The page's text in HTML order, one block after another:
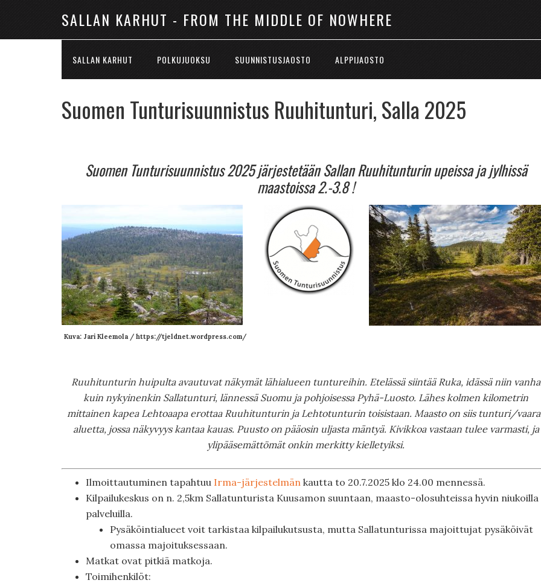
SALLAN KARHUT - FROM THE MIDDLE OF NOWHERE
SALLAN KARHUT POLKUJUOKSU SUUNNISTUSJAOSTO ALPPIJAOSTO
Suomen Tunturisuunnistus Ruuhitunturi, Salla 2025
Suomen Tunturisuunnistus 2025 järjestetään Sallan Ruuhitunturin upeissa ja jylhissä
maastoissa 2.-3.8 !
Kuva: Jari Kleemola / https://tjeldnet.wordpress.com/
Ruuhitunturin huipulta avautuvat näkymät lähialueen tuntureihin. Etelässä siintää Ruka, idässä niin vanha
kuin nykyinenkin Sallatunturi, lännessä Suomu ja pohjoisessa Pyhä-Luosto. Lähes kolmen kilometrin
mittainen kapea Lehtoaapa erottaa Ruuhitunturin ja Lehtotunturin toisistaan. Maasto on siis tunturi/
aluetta, jossa näkyvyys kantaa kauas. Puusto on pääosin uljasta mäntyä. Kivikkoa vastaan tulee varmasti, ja
ylipääsemättömät onkin merkitty kielletyiksi.
Ilmoittautuminen tapahtuu Irma-järjestelmän kautta to 20.7.2025 klo 24.00 mennessä.
Kilpailukeskus on n. 2,5km Sallatunturista Kuusamon suuntaan, maasto-olosuhteissa hyvin niukoilla
palveluilla.
Pysäköintialueet voit tarkistaa kilpailukutsusta, mutta Sallatunturissa majoittujat pysäköivät
omassa majoituksessaan.
Matkat ovat pitkiä matkoja.
Toimihenkilöt: